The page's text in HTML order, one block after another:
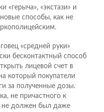
«герыча», «экстази» и
способы, как не
«средней руки»
бесконтактный способ
лицевой счет в
который покупатели
за полученные дозы.
не причастного к
не должен был даже